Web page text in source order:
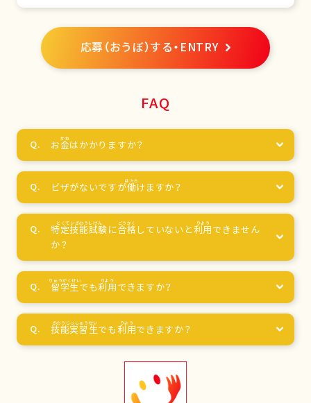
応募（おうぼ）する・ENTRY
FAQ
お金はかかりますか？
ビザがないですが働けますか？
特定技能試験に合格 していないと利用 できません
か？
留学生でも利用 できますか？
技能実習生でも利用できますか？